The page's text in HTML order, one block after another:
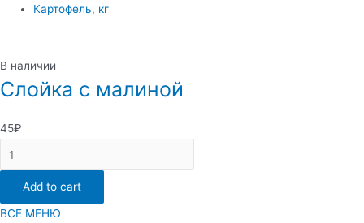
Картофель, кг
В наличии
Слойка с малиной
45₽
Слойка
с
малиной
quantity
Add to cart
ВСЕ МЕНЮ